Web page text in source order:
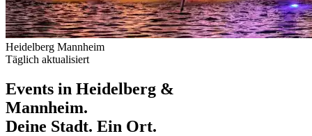
Heidelberg Mannheim
Täglich aktualisiert
Events in Heidelberg &
Mannheim.
Deine Stadt. Ein Ort.